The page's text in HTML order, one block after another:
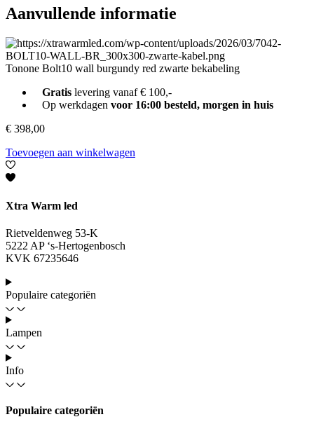
Aanvullende informatie
Tonone Bolt10 wall burgundy red zwarte bekabeling
Gratislevering vanaf € 100,-
Op werkdagen voor 16:00 besteld, morgen in huis
€ 398,00
Toevoegen aan winkelwagen
Xtra Warm led
Rietveldenweg 53-K
5222 AP ‘s-Hertogenbosch
KVK 67235646
Populaire categoriën
Lampen
Info
Populaire categoriën